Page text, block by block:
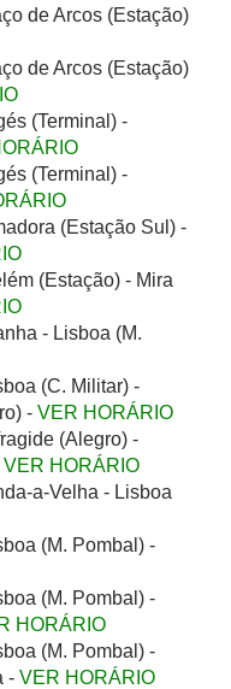
de Arcos (Estação)
de Arcos (Estação)
(Terminal) -
(Terminal) -
(Estação Sul) -
(Estação) - Mira
- Lisboa (M.
(C. Militar) -
- VER HORÁRIO
(Alegro) -
VER HORÁRIO
a-Velha - Lisboa
(M. Pombal) -
(M. Pombal) -
HORÁRIO
(M. Pombal) -
- VER HORÁRIO